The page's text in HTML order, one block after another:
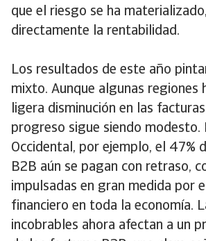
que el riesgo se ha
directamente la rentabilidad.
Los resultados de este año
mixto. Aunque algunas regiones
ligera disminución en las
progreso sigue siendo modesto.
Occidental, por ejemplo, el 47%
B2B aún se pagan con retraso,
impulsadas en gran medida por
financiero en toda la economía.
incobrables ahora afectan a un